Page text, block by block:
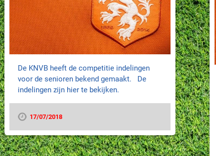
De KNVB heeft de competitie indelingen
voor de senioren bekend gemaakt. De
indelingen zijn hier te bekijken.
17/07/2018